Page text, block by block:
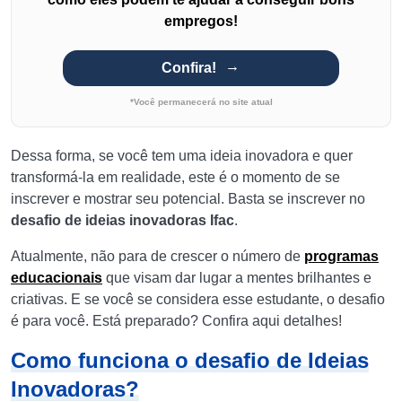
empregos!
Confira!
*Você permanecerá no site atual
Dessa forma, se você tem uma ideia inovadora e quer
transformá-la em realidade, este é o momento de se
inscrever e mostrar seu potencial. Basta se inscrever no
desafio de ideias inovadoras Ifac.
Atualmente, não para de crescer o número de programas
educacionais que visam dar lugar a mentes brilhantes e
criativas. E se você se considera esse estudante, o desafio
é para você. Está preparado? Confira aqui detalhes!
Como funciona o desafio de Ideias
Inovadoras?